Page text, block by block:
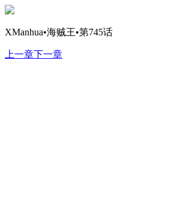
XManhua•海贼王•第745话
上一章下一章